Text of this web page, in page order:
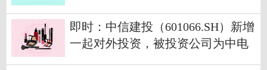
即时：中信建投（601066.SH）新增
一起对外投资，被投资公司为中电